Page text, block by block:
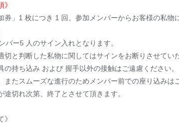
》
券」1 枚につき 1 回、参加メンバーからお客様の私物
バー5 人のサイン入れとなります。
切と判断した私物に関してはサインをお断りさせてい
の持ち込み および 握手以外の接触はご遠慮ください。
またスムーズな進行のためメンバー前での座り込みは
途切れ次第、終了とさせて頂きます。
》